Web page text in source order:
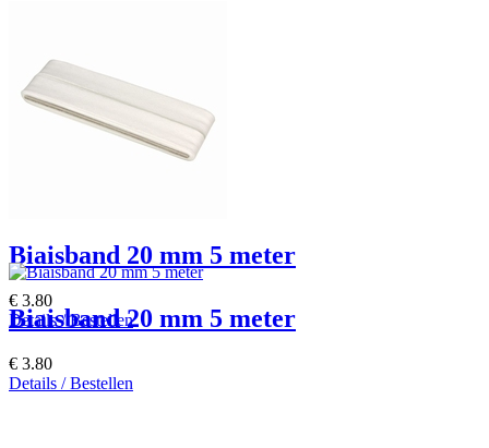
Biaisband 20 mm 5 meter
€ 3.80
Details / Bestellen
Biaisband 20 mm 5 meter
€ 3.80
Details / Bestellen